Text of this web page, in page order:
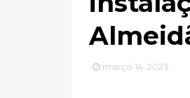
março 14, 2023